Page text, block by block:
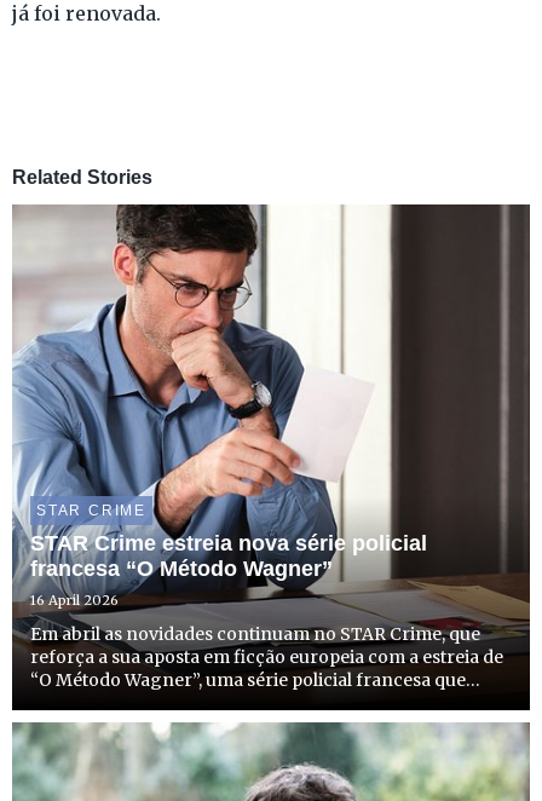
já foi renovada.
Related Stories
STAR CRIME
STAR Crime estreia nova série policial
francesa “O Método Wagner”
16 April 2026
Em abril as novidades continuam no STAR Crime, que
reforça a sua aposta em ficção europeia com a estreia de
“O Método Wagner”, uma série policial francesa que
com emissão todas as terças-feiras à mesma hora.